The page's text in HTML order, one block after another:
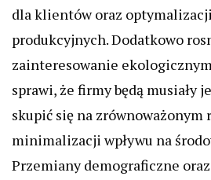
dla klientów oraz
produkcyjnych. Dodatkowo
zainteresowanie
sprawi, że firmy będą musiały
skupić się na zrównoważonym
minimalizacji wpływu na
Przemiany demograficzne